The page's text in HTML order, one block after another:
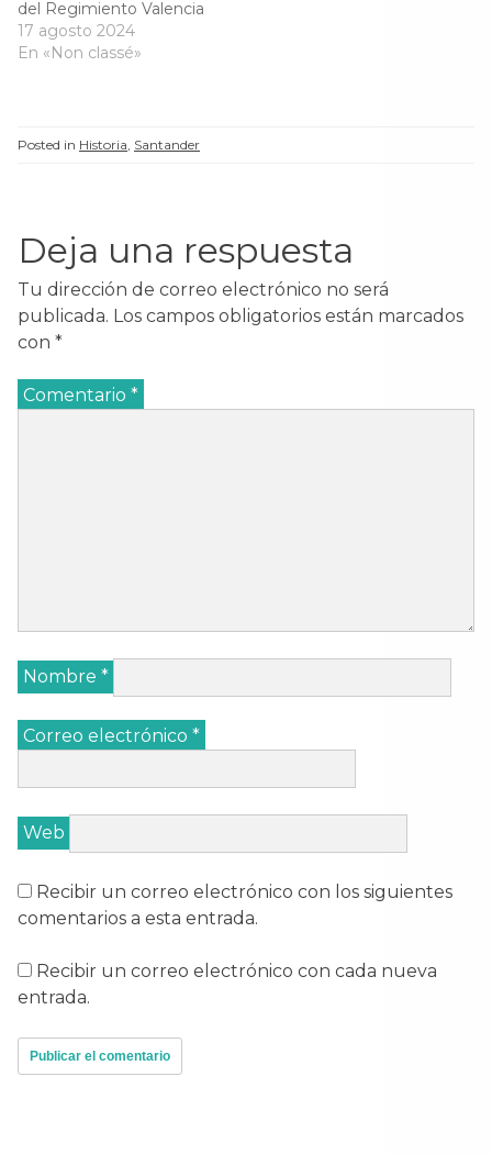
del Regimiento Valencia
que irán a África se
publicó primero en .Leer
17 agosto 2024
En «Non classé»
Posted in Historia Santander
Deja una respuesta
Tu dirección de correo electrónico no será
publicada. Los campos obligatorios están marcados
con *
Comentario *
Nombre *
Correo electrónico *
Web
Recibir un correo electrónico con los siguientes
comentarios a esta entrada.
Recibir un correo electrónico con cada nueva
entrada.